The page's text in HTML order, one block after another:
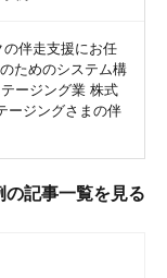
の伴走支援にお任
ためのシステム構
ージング業 株式
ージングさまの伴
の記事一覧を見る